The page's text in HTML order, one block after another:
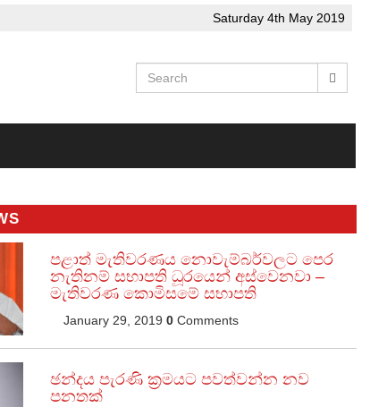
Saturday 4th May 2019
පළාත් මැතිවරණය නොවැම්බර්වලට පෙර
නැතිනම් සභාපති ධූරයෙන් අස්වෙනවා –
මැතිවරණ කොමිසමේ සභාපති
January 29, 2019 0Comments
ඡන්දය පැරණි ක්‍රමයට පවත්වන්න නව
පනතක්